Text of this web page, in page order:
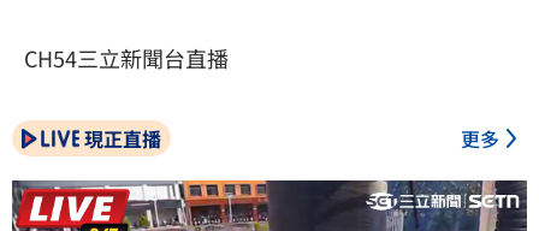
CH54三立新聞台直播
現正直播 更多